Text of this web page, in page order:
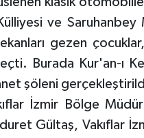
ve
gezen
Burada Kur'an-ı
şöleni
İzmir Bölge
Gültaş, Vakıflar